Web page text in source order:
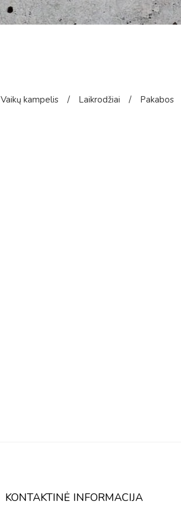
Vaikų kampelis / Laikrodžiai / Pakabos
KONTAKTINĖ INFORMACIJA